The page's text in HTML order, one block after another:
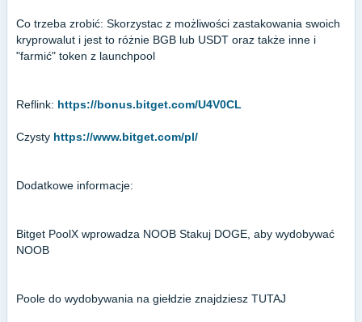
Co trzeba zrobić: Skorzystac z możliwości zastakowania swoich
kryprowalut i jest to różnie BGB lub USDT oraz także inne i
"farmić" token z launchpool
Reflink: https://bonus.bitget.com/U4V0CL
Czysty https://www.bitget.com/pl/
Dodatkowe informacje:
Bitget PoolX wprowadza NOOB Stakuj DOGE, aby wydobywać
NOOB
Poole do wydobywania na giełdzie znajdziesz TUTAJ